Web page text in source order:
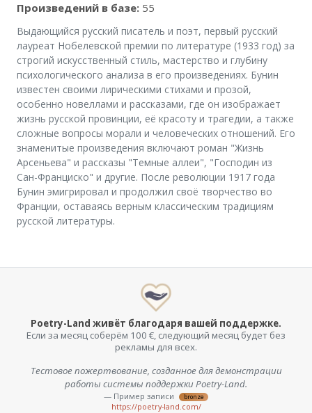
Произведений в базе: 55
Выдающийся русский писатель и поэт, первый русский
лауреат Нобелевской премии по литературе (1933 год) за
строгий искусственный стиль, мастерство и глубину
психологического анализа в его произведениях. Бунин
известен своими лирическими стихами и прозой,
особенно новеллами и рассказами, где он изображает
жизнь русской провинции, её красоту и трагедии, а также
сложные вопросы морали и человеческих отношений. Его
знаменитые произведения включают роман "Жизнь
Арсеньева" и рассказы "Темные аллеи", "Господин из
Сан-Франциско" и другие. После революции 1917 года
Бунин эмигрировал и продолжил своё творчество во
Франции, оставаясь верным классическим традициям
русской литературы.
Poetry-Land живёт благодаря вашей поддержке.
Если за месяц соберём 100 €, следующий месяц будет без
рекламы для всех.
Тестовое пожертвование, созданное для демонстрации
работы системы поддержки Poetry-Land.
— Пример записи bronze
https://poetry-land.com/